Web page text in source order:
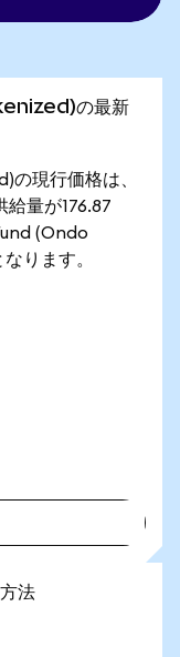
の最新
の現行価格は、
量が176.87
(Ondo
ります。
法